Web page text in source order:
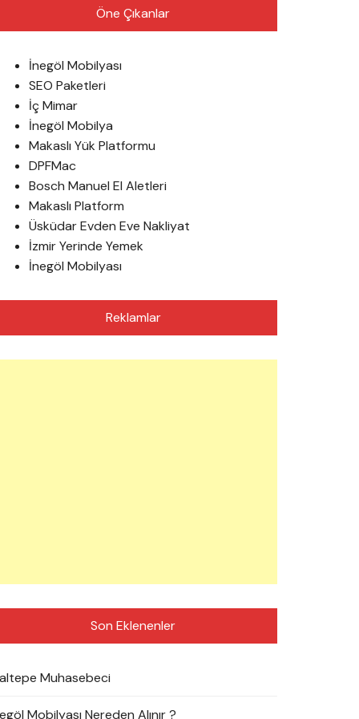
Öne Çıkanlar
İnegöl Mobilyası
SEO Paketleri
İç Mimar
İnegöl Mobilya
Makaslı Yük Platformu
DPFMac
Bosch Manuel El Aletleri
Makaslı Platform
Üsküdar Evden Eve Nakliyat
İzmir Yerinde Yemek
İnegöl Mobilyası
Reklamlar
Son Eklenenler
Muhasebeci
Mobilyası Nereden Alınır ?